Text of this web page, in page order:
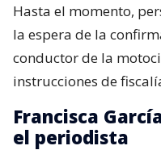
Hasta el momento,
la espera de la
conductor de la
instrucciones de
Francisca
el periodista